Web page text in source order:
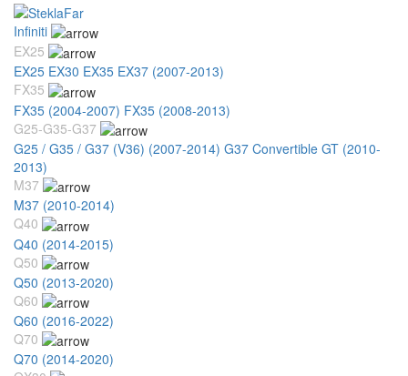
Infiniti
EX25
EX25 EX30 EX35 EX37 (2007-2013)
FX35
FX35 (2004-2007) FX35 (2008-2013)
G25-G35-G37
G25 / G35 / G37 (V36) (2007-2014) G37 Convertible GT (2010-
2013)
M37
M37 (2010-2014)
Q40
Q40 (2014-2015)
Q50
Q50 (2013-2020)
Q60
Q60 (2016-2022)
Q70
Q70 (2014-2020)